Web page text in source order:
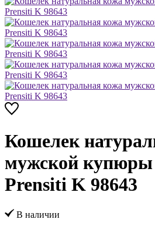
Кошелек
мужской купюры
Prensiti K 98643
В наличии